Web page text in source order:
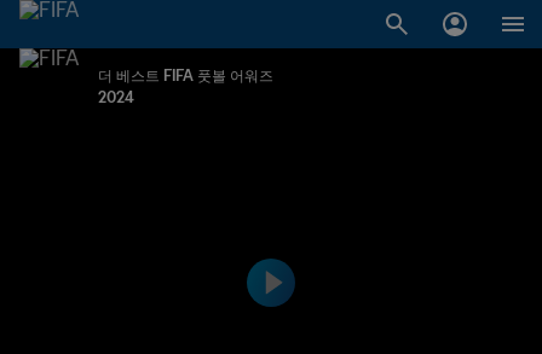
더 베스트 FIFA 풋볼 어워즈
2024